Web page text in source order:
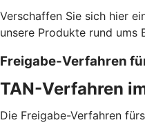
Verschaffen Sie sich hier
unsere Produkte rund ums
Freigabe-Verfahren
TAN-Verfahren
Die Freigabe-Verfahren